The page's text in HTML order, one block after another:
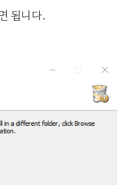
됩니다.